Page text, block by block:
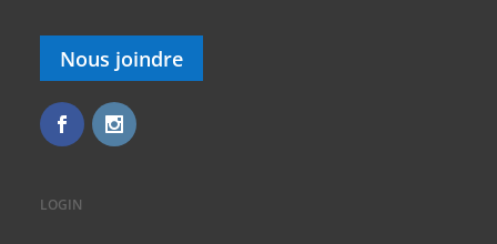
Nous joindre
LOGIN